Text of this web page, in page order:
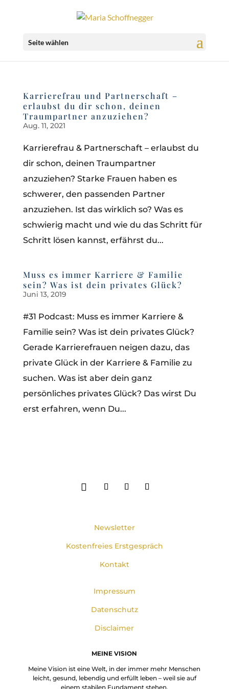
Seite wählen
Karrierefrau und Partnerschaft –
erlaubst du dir schon, deinen
Traumpartner anzuziehen?
Aug. 11, 2021
Karrierefrau & Partnerschaft – erlaubst du
dir schon, deinen Traumpartner
anzuziehen? Starke Frauen haben es
schwerer, den passenden Partner
anzuziehen. Ist das wirklich so? Was es
schwierig macht und wie du das Schritt für
Schritt lösen kannst, erfährst du...
Muss es immer Karriere & Familie
sein? Was ist dein privates Glück?
Juni 13, 2019
#31 Podcast: Muss es immer Karriere &
Familie sein? Was ist dein privates Glück?
Gerade Karrierefrauen neigen dazu, das
private Glück in der Karriere & Familie zu
suchen. Was ist aber dein ganz
persönliches privates Glück? Das wirst Du
erst erfahren, wenn Du...
Newsletter
Kostenfreies Erstgespräch
Kontakt
Impressum
Datenschutz
Disclaimer
MEINE VISION
Meine Vision ist eine Welt, in der immer mehr Menschen
leicht, gesund, lebendig und erfüllt leben – weil sie auf
einem stabilen Fundament stehen.